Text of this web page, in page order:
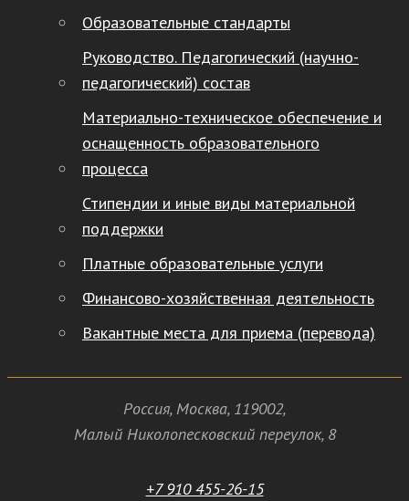
Образовательные стандарты
Руководство. Педагогический (научно-
педагогический) состав
Материально-техническое обеспечение и
оснащенность образовательного
процесса
Стипендии и иные виды материальной
поддержки
Платные образовательные услуги
Финансово-хозяйственная деятельность
Вакантные места для приема (перевода)
Россия, Москва, 119002,
Малый Николопесковский переулок,8
+7 910 455-26-15